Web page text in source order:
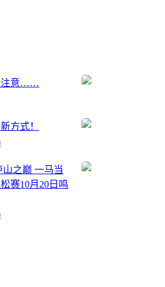
注意……
方式！
之巅 一马当
赛10月20日鸣